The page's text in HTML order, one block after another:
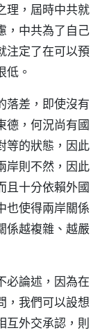
理，屆時中共就
，中共為了自己
注定了在可以預
低。
落差，即使沒有
德，何況尚有國
等的狀態，因此
岸則不然，因此
且十分依賴外國
也使得兩岸關係
係越複雜、越嚴
必論述，因為在
，我們可以設想
互外交承認，則